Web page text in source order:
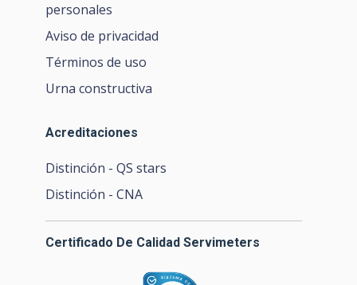
personales
Aviso de privacidad
Términos de uso
Urna constructiva
Acreditaciones
Distinción - QS stars
Distinción - CNA
Certificado De Calidad Servimeters